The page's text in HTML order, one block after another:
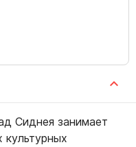
Сиднея занимает